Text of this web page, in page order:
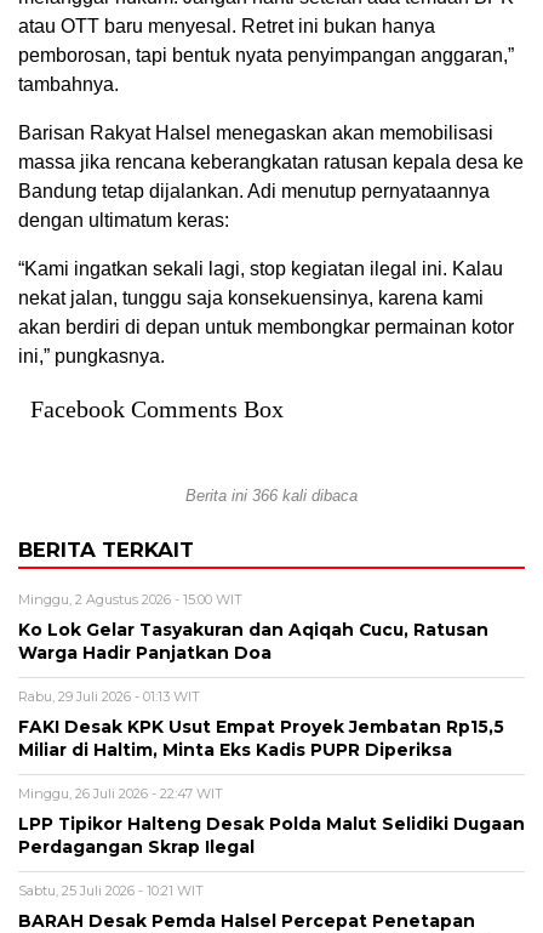
atau OTT baru menyesal. Retret ini bukan hanya
pemborosan, tapi bentuk nyata penyimpangan anggaran,”
tambahnya.
Barisan Rakyat Halsel menegaskan akan memobilisasi
massa jika rencana keberangkatan ratusan kepala desa ke
Bandung tetap dijalankan. Adi menutup pernyataannya
dengan ultimatum keras:
“Kami ingatkan sekali lagi, stop kegiatan ilegal ini. Kalau
nekat jalan, tunggu saja konsekuensinya, karena kami
akan berdiri di depan untuk membongkar permainan kotor
ini,” pungkasnya.
Facebook Comments Box
Berita ini 366 kali dibaca
BERITA TERKAIT
Minggu, 2 Agustus 2026 - 15:00 WIT
Ko Lok Gelar Tasyakuran dan Aqiqah Cucu, Ratusan
Warga Hadir Panjatkan Doa
Rabu, 29 Juli 2026 - 01:13 WIT
FAKI Desak KPK Usut Empat Proyek Jembatan Rp15,5
Miliar di Haltim, Minta Eks Kadis PUPR Diperiksa
Minggu, 26 Juli 2026 - 22:47 WIT
LPP Tipikor Halteng Desak Polda Malut Selidiki Dugaan
Perdagangan Skrap Ilegal
Sabtu, 25 Juli 2026 - 10:21 WIT
BARAH Desak Pemda Halsel Percepat Penetapan